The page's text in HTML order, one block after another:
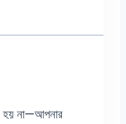
হয় না—আপনার